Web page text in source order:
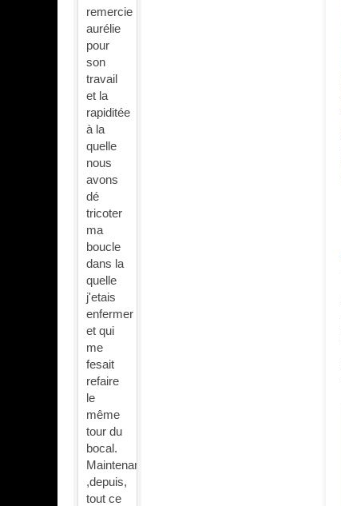
remercie
aurélie
pour
son
travail
et la
rapiditée
à la
quelle
nous
avons
dé
tricoter
ma
boucle
dans la
quelle
j'etais
enfermer
et qui
me
fesait
refaire
le
même
tour du
bocal.
Maintenant
,depuis,
tout ce